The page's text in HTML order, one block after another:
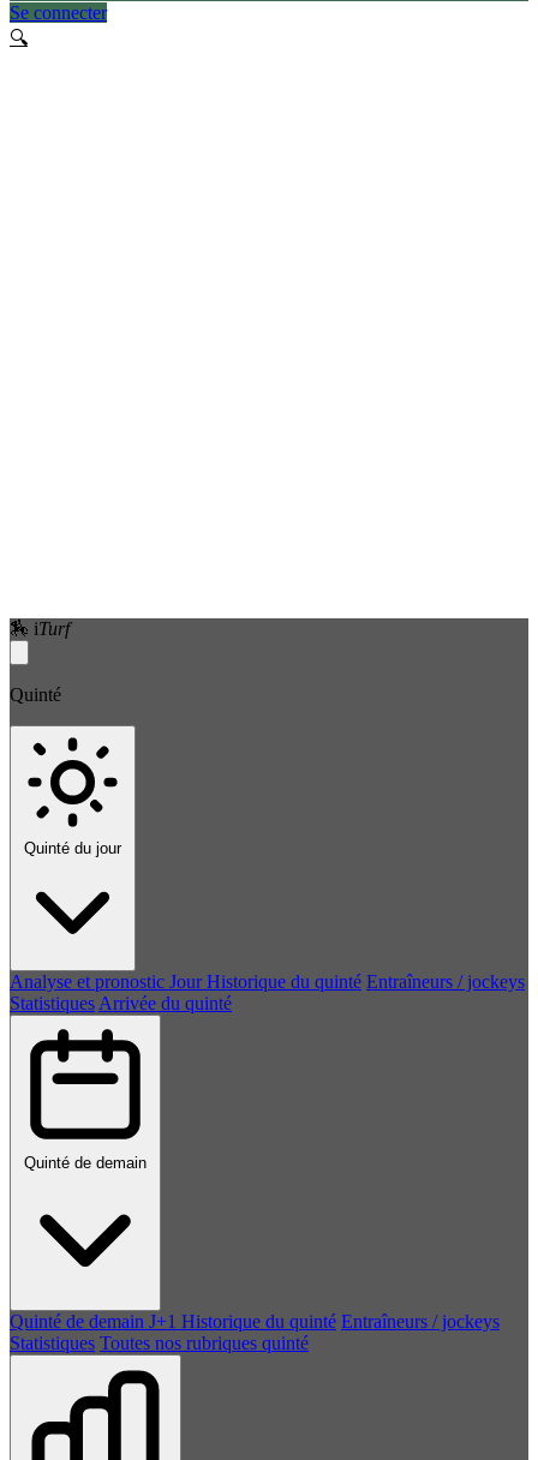
Se connecter
🔍
🏇 iTurf
Quinté
Quinté du jour
Analyse et pronostic Jour Historique du quinté Entraîneurs / jockeys
Statistiques Arrivée du quinté
Quinté de demain
Quinté de demain J+1 Historique du quinté Entraîneurs / jockeys
Statistiques Toutes nos rubriques quinté